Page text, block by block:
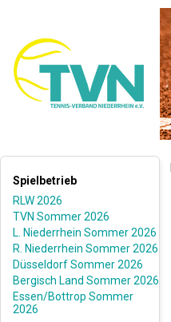
Spielbetrieb
RLW 2026
TVN Sommer 2026
L. Niederrhein Sommer 2026
R. Niederrhein Sommer 2026
Düsseldorf Sommer 2026
Bergisch Land Sommer 2026
Essen/Bottrop Sommer
2026